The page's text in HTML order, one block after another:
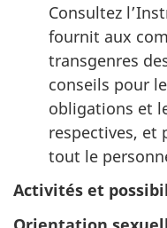
Consultez
fournit aux
transgenres
conseils pour
obligations et
respectives, et
tout le
Activités et